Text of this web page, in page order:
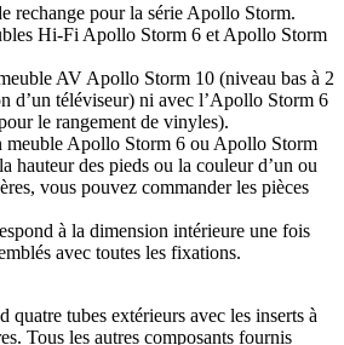
rechange pour la série Apollo Storm.
Hi-Fi Apollo Storm 6 et Apollo Storm
AV Apollo Storm 10 (niveau bas à 2
d’un téléviseur) ni avec l’Apollo Storm 6
le rangement de vinyles).
meuble Apollo Storm 6 ou Apollo Storm
hauteur des pieds ou la couleur d’un ou
vous pouvez commander les pièces
à la dimension intérieure une fois
avec toutes les fixations.
tubes extérieurs avec les inserts à
Tous les autres composants fournis